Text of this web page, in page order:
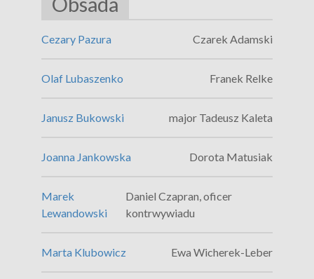
Cezary Pazura Czarek Adamski
Olaf Lubaszenko Franek Relke
Janusz Bukowski major Tadeusz Kaleta
Joanna Jankowska Dorota Matusiak
Marek
Lewandowski
Daniel Czapran, oficer
kontrwywiadu
Marta Klubowicz Ewa Wicherek-Leber